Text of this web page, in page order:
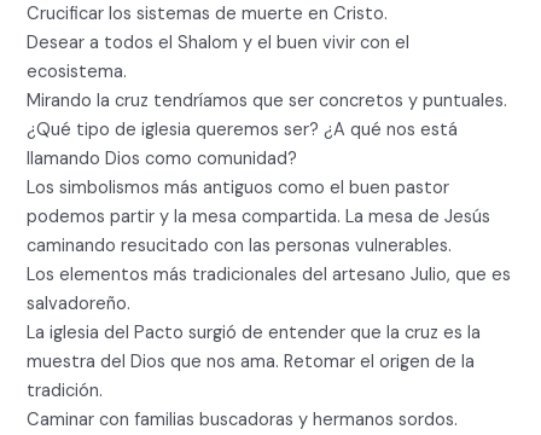
Crucificar los sistemas de muerte en Cristo.
Desear a todos el Shalom y el buen vivir con el
ecosistema.
Mirando la cruz tendríamos que ser concretos y puntuales.
¿Qué tipo de iglesia queremos ser? ¿A qué nos está
llamando Dios como comunidad?
Los simbolismos más antiguos como el buen pastor
podemos partir y la mesa compartida. La mesa de Jesús
caminando resucitado con las personas vulnerables.
Los elementos más tradicionales del artesano Julio, que es
salvadoreño.
La iglesia del Pacto surgió de entender que la cruz es la
muestra del Dios que nos ama. Retomar el origen de la
tradición.
Caminar con familias buscadoras y hermanos sordos.